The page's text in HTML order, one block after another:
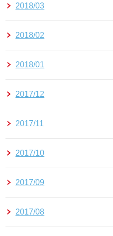
2018/03
2018/02
2018/01
2017/12
2017/11
2017/10
2017/09
2017/08